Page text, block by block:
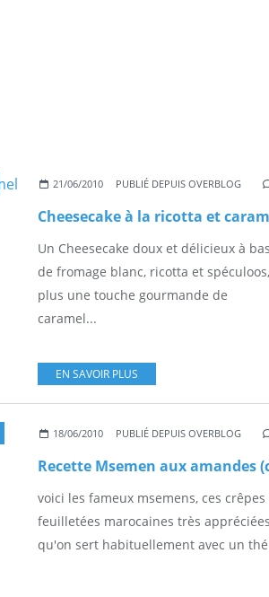
21/06/2010 PUBLIÉ DEPUIS OVERBLOG
Un Cheesecake doux et délicieux à
de fromage blanc, ricotta et spéculoos,
plus une touche gourmande de
caramel...
EN SAVOIR PLUS
18/06/2010 PUBLIÉ DEPUIS OVERBLOG
voici les fameux msemens, ces crêpes
feuilletées marocaines très appréciées
qu'on sert habituellement avec un